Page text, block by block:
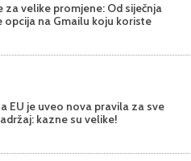
za velike promjene: Od siječnja
opcija na Gmailu koju koriste
EU je uveo nova pravila za sve
kazne su velike!